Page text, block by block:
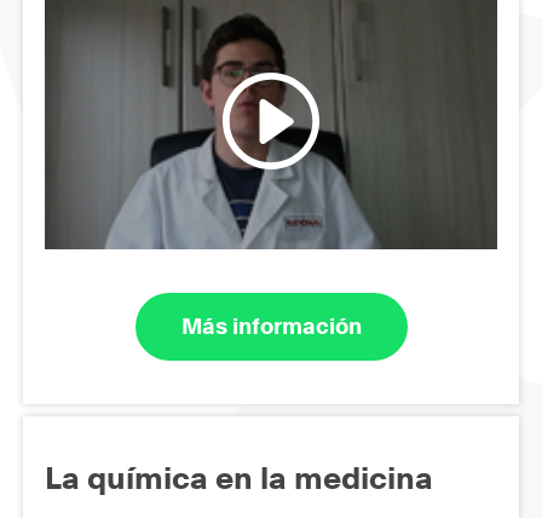
Más información
La química en la medicina